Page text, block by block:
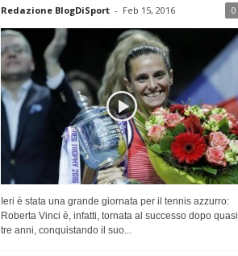
Redazione BlogDiSport - Feb 15, 2016 0
Ieri è stata una grande giornata per il tennis azzurro:
Roberta Vinci è, infatti, tornata al successo dopo quasi
tre anni, conquistando il suo...